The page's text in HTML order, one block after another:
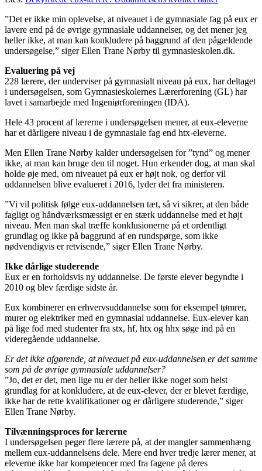
”Det er ikke min oplevelse, at niveauet i de gymnasiale fag på eux er
lavere end på de øvrige gymnasiale uddannelser, og det mener jeg
heller ikke, at man kan konkludere på baggrund af den pågældende
undersøgelse,” siger Ellen Trane Nørby til gymnasieskolen.dk.
Evaluering på vej
228 lærere, der underviser på gymnasialt niveau på eux, har deltaget
i undersøgelsen, som Gymnasieskolernes Lærerforening (GL) har
lavet i samarbejde med Ingeniørforeningen (IDA).
Hele 43 procent af lærerne i undersøgelsen mener, at eux-eleverne
har et dårligere niveau i de gymnasiale fag end htx-eleverne.
Men Ellen Trane Nørby kalder undersøgelsen for ”tynd” og mener
ikke, at man kan bruge den til noget. Hun erkender dog, at man skal
holde øje med, om niveauet på eux er højt nok, og derfor vil
uddannelsen blive evalueret i 2016, lyder det fra ministeren.
”Vi vil politisk følge eux-uddannelsen tæt, så vi sikrer, at den både
fagligt og håndværksmæssigt er en stærk uddannelse med et højt
niveau. Men man skal træffe konklusionerne på et ordentligt
grundlag og ikke på baggrund af en rundspørge, som ikke
nødvendigvis er retvisende,” siger Ellen Trane Nørby.
Ikke dårlige studerende
Eux er en forholdsvis ny uddannelse. De første elever begyndte i
2010 og blev færdige sidste år.
Eux kombinerer en erhvervsuddannelse som for eksempel tømrer,
murer og elektriker med en gymnasial uddannelse. Eux-elever kan
på lige fod med studenter fra stx, hf, htx og hhx søge ind på en
videregående uddannelse.
Er det ikke afgørende, at niveauet på eux-uddannelsen er det samme
som på de øvrige gymnasiale uddannelser?
”Jo, det er det, men lige nu er der heller ikke noget som helst
grundlag for at konkludere, at de eux-elever, der er blevet færdige,
ikke har de rette kvalifikationer og er dårligere studerende,” siger
Ellen Trane Nørby.
Tilvænningsproces for lærerne
I undersøgelsen peger flere lærere på, at der mangler sammenhæng
mellem eux-uddannelsens dele. Mere end hver tredje lærer mener, at
eleverne ikke har kompetencer med fra fagene på deres